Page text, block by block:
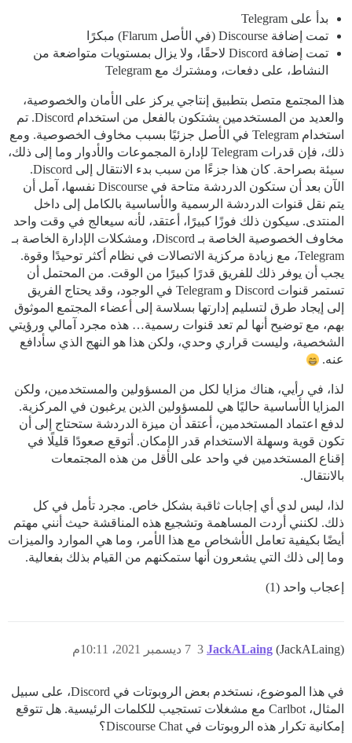
بدأ على Telegram
تمت إضافة Discourse (في الأصل Flarum) مبكرًا
تمت إضافة Discord لاحقًا، ولا يزال بمستويات متواضعة من
النشاط، على دفعات، ومشترك مع Telegram
هذا المجتمع متصل بتطبيق إنتاجي يركز على الأمان والخصوصية،
والعديد من المستخدمين يشتكون بالفعل من استخدام Discord. تم
استخدام Telegram في الأصل جزئيًا بسبب مخاوف الخصوصية. ومع
ذلك، فإن قدرات Telegram لإدارة المجموعات والأدوار وما إلى ذلك،
سيئة بصراحة. كان هذا جزءًا من سبب بدء الانتقال إلى Discord.
الآن بعد أن ستكون الدردشة متاحة في Discourse نفسها، آمل أن
يتم نقل قنوات الدردشة الرسمية والأساسية بالكامل إلى داخل
المنتدى. سيكون ذلك فوزًا كبيرًا، أعتقد، لأنه سيعالج في وقت واحد
مخاوف الخصوصية الخاصة بـ Discord، ومشكلات الإدارة الخاصة بـ
Telegram، مع زيادة مركزية الاتصالات في نظام أكثر توحيدًا وقوة.
يجب أن يوفر ذلك للفريق قدرًا كبيرًا من الوقت. من المحتمل أن
تستمر قنوات Discord و Telegram في الوجود، وقد يحتاج الفريق
إلى إيجاد طرق لتسليم إدارتها بسلاسة إلى أعضاء المجتمع الموثوق
بهم، مع توضيح أنها لم تعد قنوات رسمية… هذه مجرد آمالي ورؤيتي
الشخصية، وليست قراري وحدي، ولكن هذا هو النهج الذي سأدافع
عنه.
لذا، في رأيي، هناك مزايا لكل من المسؤولين والمستخدمين، ولكن
المزايا الأساسية حاليًا هي للمسؤولين الذين يرغبون في المركزية.
لدفع اعتماد المستخدمين، أعتقد أن ميزة الدردشة ستحتاج إلى أن
تكون قوية وسهلة الاستخدام قدر الإمكان. أتوقع صعودًا قليلًا في
إقناع المستخدمين في واحد على الأقل من هذه المجتمعات
بالانتقال.
لذا، ليس لدي أي إجابات ثاقبة بشكل خاص. مجرد تأمل في كل
ذلك. لكنني أردت المساهمة وتشجيع هذه المناقشة حيث أنني مهتم
أيضًا بكيفية تعامل الأشخاص مع هذا الأمر، وما هي الموارد والميزات
وما إلى ذلك التي يشعرون أنها ستمكنهم من القيام بذلك بفعالية.
إعجاب واحد (1)
JackALaing (JackALaing) 7 ديسمبر 2021، 10:11م 3
في هذا الموضوع، نستخدم بعض الروبوتات في Discord، على سبيل
المثال، Carlbot مع مشغلات تستجيب للكلمات الرئيسية. هل تتوقع
إمكانية تكرار هذه الروبوتات في Discourse Chat؟